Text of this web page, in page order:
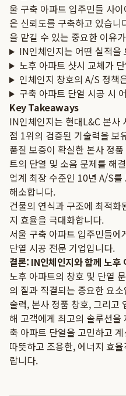
울 구축 아파트 입주민들 사
은 신뢰도를 구축하고 있습
을 맡길 수 있는 중요한 이유
IN인체인지는 어떤 실적을
노후 아파트 샷시 교체가
인체인지 창호의 A/S 정책
구축 아파트 단열 시공 시
Key Takeaways
IN인체인지는 현대L&C 본사
점 1위의 검증된 기술력을 보
품질 보증이 확실한 본사 정
트의 단열 및 소음 문제를 해
업계 최장 수준인 10년 A/S
해소합니다.
건물의 연식과 구조에 최적
지 효율을 극대화합니다.
서울 구축 아파트 입주민들에
단열 시공 전문 기업입니다.
결론: IN인체인지와 함께 노후
노후 아파트의 창호 및 단열
의 질과 직결되는 중요한 요
술력, 본사 정품 창호, 그리고
해 고객에게 최고의 솔루션
축 아파트 단열을 고민하고
따뜻하고 조용한, 에너지 효
랍니다.